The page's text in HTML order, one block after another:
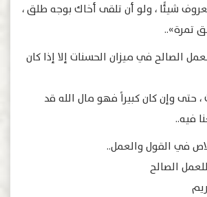
شيئًا ، ولو أن تلقى أخاك بوجه طلق ،
ﺗﻤﺮﺓ»..
الصالح في ميزان الحسنات إلا إذا كان
حتى وإن كان كبيراً فهو مال الله قد
فيه..
في القول والعمل..
الصالح